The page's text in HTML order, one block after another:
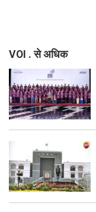
VOI . से अधिक